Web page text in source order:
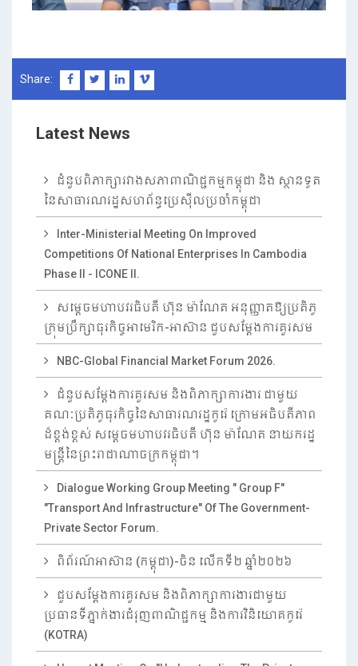
Share:
Latest News
ជំនួបពិភាក្សារវាងសភាពាណិជ្ជកម្មកម្ពុជា និង ស្ថានទូត
នៃសាធារណរដ្ឋសហព័ន្ធប្រេស៊ីលប្រចាំកម្ពុជា
Inter-Ministerial Meeting On Improved
Competitions Of National Enterprises In Cambodia
Phase II - ICONE II.
សម្តេចមហាបវរធិបតី ហ៊ុន ម៉ាណែត អនុញ្ញាតឱ្យប្រតិភូ
ក្រុមប្រឹក្សាធុរកិច្ចអាមេរិក-អាស៊ាន ជួបសម្តែងការគួរសម
NBC-Global Financial Market Forum 2026.
ជំនួបសម្តែងការគួរសម និងពិភាក្សាការងារ ជាមួយ
គណៈប្រតិភូធុរកិច្ចនៃសាធារណរដ្ឋកូរ៉េ ក្រោមអធិបតីភាព
ដ៏ខ្ពង់ខ្ពស់ សម្តេចមហាបវរធិបតី ហ៊ុន ម៉ាណែត នាយករដ្ឋ
មន្ត្រីនៃព្រះរាជាណាចក្រកម្ពុជា។
Dialogue Working Group Meeting " Group F"
"Transport And Infrastructure" Of The Government-
Private Sector Forum.
ពិព័រណ៍អាស៊ាន (កម្ពុជា)-ចិន លើកទី២ ឆ្នាំ២០២៦
ជួបសម្តែងការគួរសម និងពិភាក្សាការងារជាមួយ
ប្រធានទីភ្នាក់ងារជំរុញពាណិជ្ជកម្ម និងការវិនិយោគកូរ៉េ
(KOTRA)